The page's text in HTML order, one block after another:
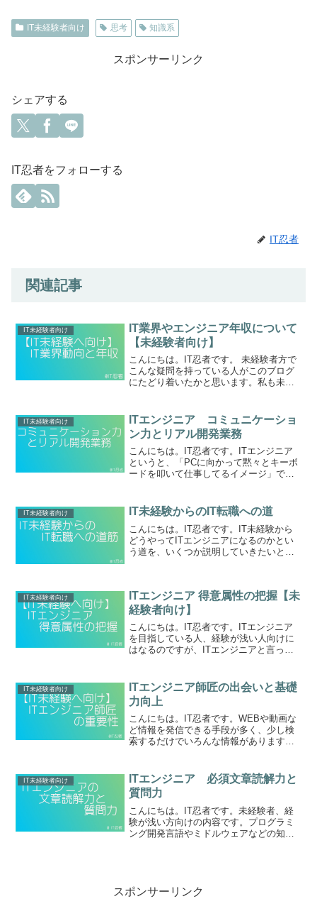
IT未経験者向け 思考 知識系
スポンサーリンク
シェアする
IT忍者をフォローする
IT忍者
関連記事
IT未経験者向け
IT業界やエンジニア年収について
【未経験者向け】
こんにちは。IT忍者です。 未経験者方で
こんな疑問を持っている人がこのブログ
にたどり着いたかと思います。私も未経
で熟知するまでに至りました。私の経験
も含め、IT系指...
IT未経験者向け
ITエンジニア コミュニケーショ
ン力とリアル開発業務
こんにちは。IT忍者です。ITエンジニア
というと、「PCに向かって黙々とキーボ
ードを叩いて仕事してるイメージ」です
ア的に浅いエンジニア向けで、出来るIT
エンジニアにな...
IT未経験者向け IT未経験からのIT転職への道
こんにちは。IT忍者です。IT未経験から
どうやってITエンジニアになるのかとい
う道を、いくつか説明していきたいと思
現状です。IT...
IT未経験者向け
ITエンジニア 得意属性の把握【未
経験者向け】
こんにちは。IT忍者です。ITエンジニア
を目指している人、経験が浅い人向けに
はなるのですが、ITエンジニアと言って
て自分の得意分野を把握するには？とい
う事についてです...
IT未経験者向け
ITエンジニア師匠の出会いと基礎
力向上
こんにちは。IT忍者です。WEBや動画な
ど情報を発信できる手段が多く、少し検
索するだけでいろんな情報がありますね♪
ば100通りあってもいいと思います。いろ
んなIT...
IT未経験者向け
ITエンジニア 必須文章読解力と
質問力
こんにちは。IT忍者です。未経験者、経
験が浅い方向けの内容です。プログラミ
ング開発言語やミドルウェアなどの知識
スポンサーリンク